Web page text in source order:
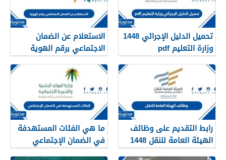
تحميل الدليل الإجرائي 1448
وزارة التعليم pdf
الاستعلام عن الضمان
الاجتماعي برقم الهوية
1448
رابط التقديم على وظائف
الهيئة العامة للنقل 1448
في الرياض
ما هي الفئات المستهدفة
في الضمان الإجتماعي
الجديد 1448